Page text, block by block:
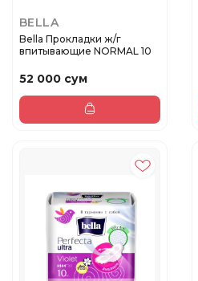
BELLA
Bella Прокладки ж/г
впитывающие NORMAL 10
52 000 сум